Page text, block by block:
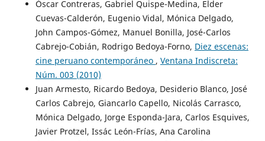
Óscar Contreras, Gabriel Quispe-Medina, Elder
Cuevas-Calderón, Eugenio Vidal, Mónica Delgado,
John Campos-Gómez, Manuel Bonilla, José-Carlos
Cabrejo-Cobián, Rodrigo Bedoya-Forno, Diez escenas:
cine peruano contemporáneo , Ventana Indiscreta:
Núm. 003 (2010)
Juan Armesto, Ricardo Bedoya, Desiderio Blanco, José
Carlos Cabrejo, Giancarlo Capello, Nicolás Carrasco,
Mónica Delgado, Jorge Esponda-Jara, Carlos Esquives,
Javier Protzel, Issác León-Frías, Ana Carolina